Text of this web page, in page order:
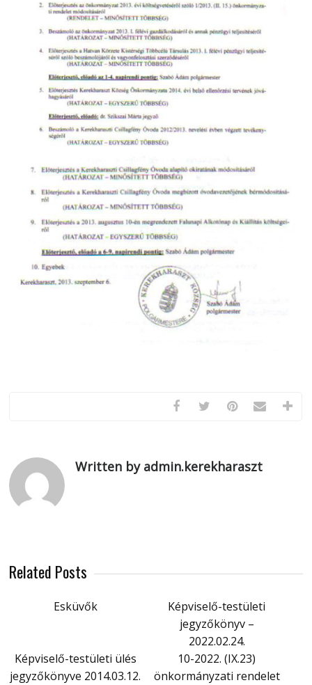
Written by admin.kerekharaszt
Related Posts
Esküvők
Képviselő-testületi
jegyzőkönyv –
2022.02.24.
Képviselő-testületi ülés
jegyzőkönyve 2014.03.12.
10-2022. (IX.23)
önkormányzati rendelet